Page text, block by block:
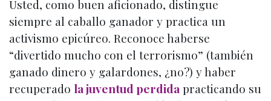
Usted, como buen aficionado, distingue
siempre al caballo ganador y practica un
activismo epicúreo. Reconoce haberse
“divertido mucho con el terrorismo” (también
ganado dinero y galardones, ¿no?) y haber
recuperado la juventud perdida practicando su